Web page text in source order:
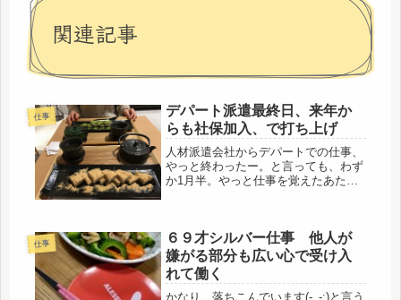
関連記事
仕事
デパート派遣最終日、来年か
らも社保加入、で打ち上げ
人材派遣会社からデパートでの仕事、
やっと終わったー。と言っても、わず
か1月半。やっと仕事を覚えたあたり
借金。その金額も過去最高の借金高に
な...
仕事
６９才シルバー仕事 他人が
嫌がる部分も広い心で受け入
れて働く
かなり、落ちこんでいます(-_-;)と言う